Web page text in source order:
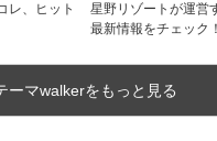
レ、ヒット
星野リゾートが運営
最新情報をチェック！
ーマwalkerをもっと見る